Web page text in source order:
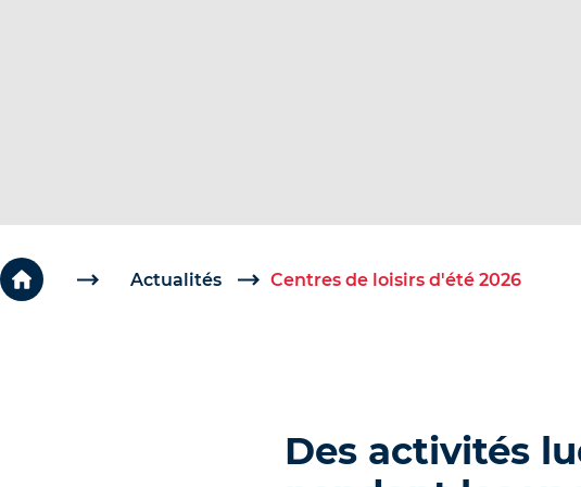
o
Actualités Centres de loisirs d'été 2026
Des activités